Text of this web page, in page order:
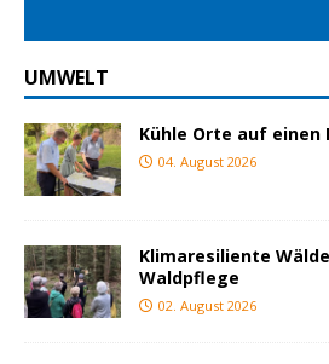
UMWELT
Kühle Orte auf einen
04. August 2026
Klimaresiliente
Waldpflege
02. August 2026